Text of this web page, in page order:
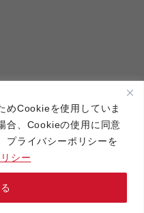
めCookieを使用していま
合、Cookieの使用に同意
プライバシーポリシーを
シー
ションズ
RightsReserved.